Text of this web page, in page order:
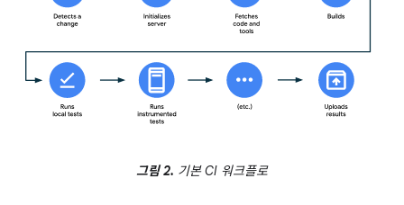
그림 2. 기본 CI 워크플로